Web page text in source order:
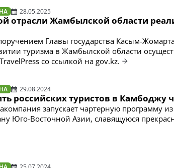
28.05.2025
отрасли Жамбылской области
Главы государства Касым-
туризма в Жамбылской области
со ссылкой на gov.kz.
29.08.2024
российских туристов в Камбоджу
запускает чартерную программу
Юго-Восточной Азии, славящуюся